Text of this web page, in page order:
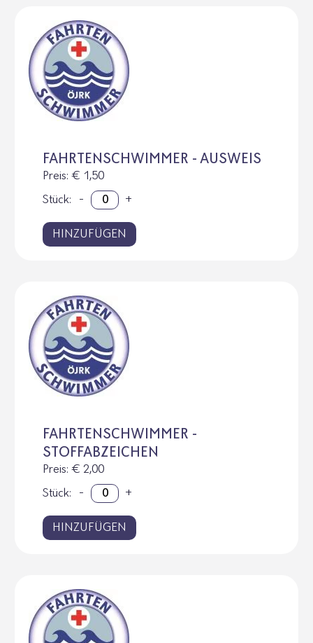
FAHRTENSCHWIMMER - AUSWEIS
Preis: € 1,50
Stück:
- +
HINZUFÜGEN
FAHRTENSCHWIMMER -
STOFFABZEICHEN
Preis: € 2,00
Stück:
- +
HINZUFÜGEN